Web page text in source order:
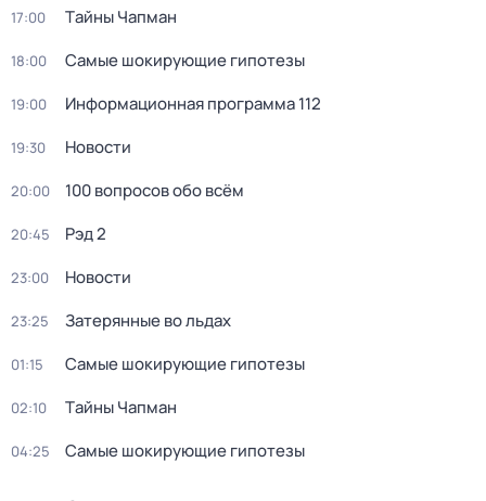
17:00 Тaйны Чапман
18:00 Самые шoкиpующие гипотезы
19:00 Информационная программа 112
19:30 Новости
20:00 100 вопросов обо всём
20:45 Рэд 2
23:00 Новости
23:25 Затерянные во льдах
01:15 Самые шoкиpующие гипотезы
02:10 Тaйны Чапман
04:25 Самые шoкиpующие гипотезы